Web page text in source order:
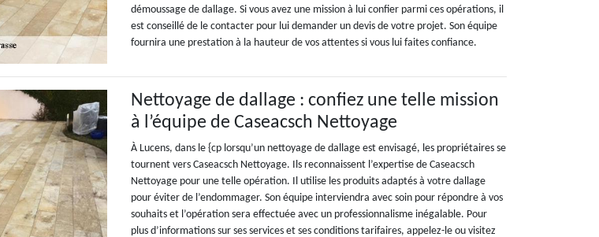
démoussage de dallage. Si vous avez une mission à lui confier parmi ces opérations, il
est conseillé de le contacter pour lui demander un devis de votre projet. Son équipe
fournira une prestation à la hauteur de vos attentes si vous lui faites confiance.
Nettoyage de dallage : confiez une telle mission
à l’équipe de Caseacsch Nettoyage
À Lucens, dans le {cp lorsqu’un nettoyage de dallage est envisagé, les propriétaires se
tournent vers Caseacsch Nettoyage. Ils reconnaissent l’expertise de Caseacsch
Nettoyage pour une telle opération. Il utilise les produits adaptés à votre dallage
pour éviter de l’endommager. Son équipe interviendra avec soin pour répondre à vos
souhaits et l’opération sera effectuée avec un professionnalisme inégalable. Pour
plus d’informations sur ses services et ses conditions tarifaires, appelez-le ou visitez